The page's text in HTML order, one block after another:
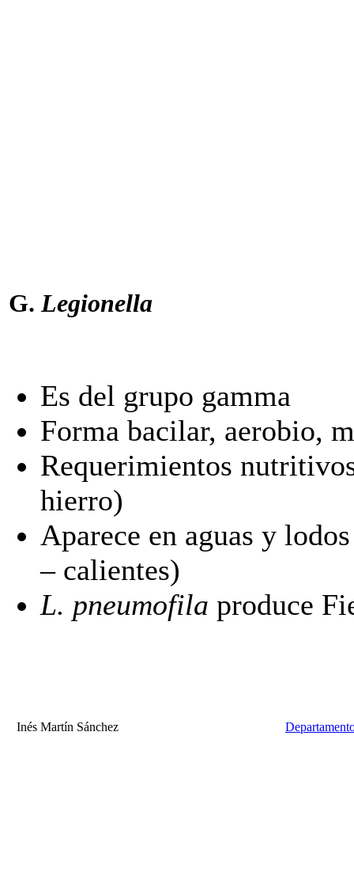
G.Legionella
Es del grupo gamma
Forma bacilar, aerobio,
Requerimientos
hierro)
Aparece en aguas y
– calientes)
L. pneumofila produce
Inés Martín Sánchez